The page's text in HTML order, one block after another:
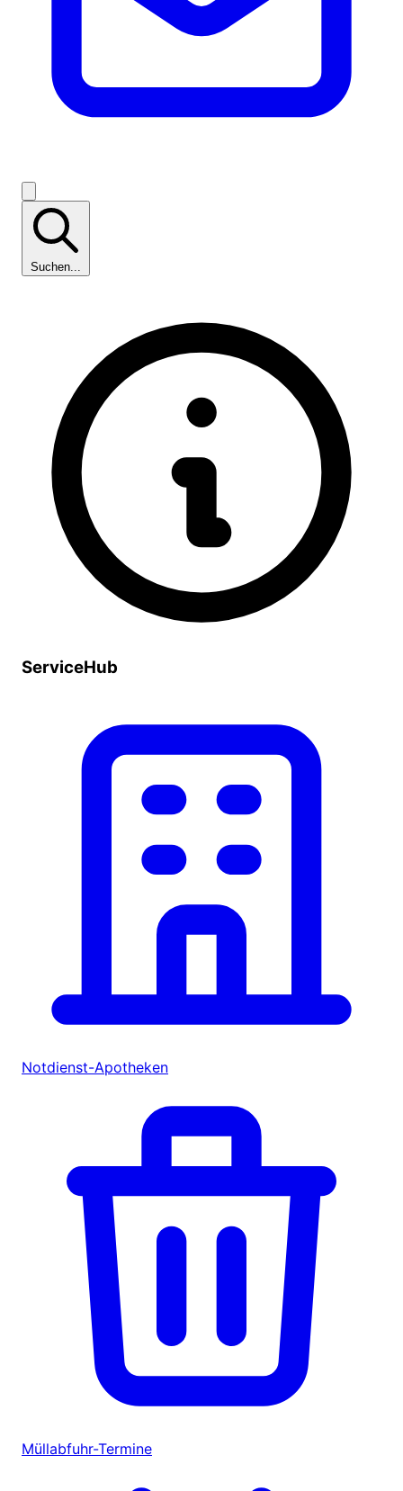
Suchen...
ServiceHub
Notdienst-Apotheken
Müllabfuhr-Termine